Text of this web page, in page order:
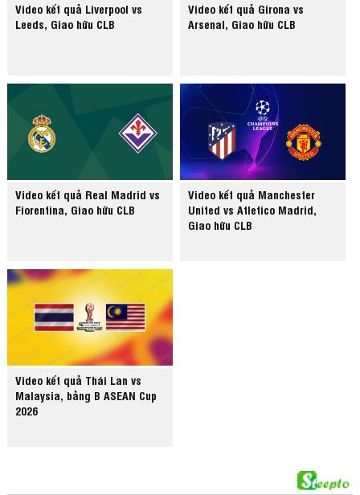
Video kết quả Liverpool vs
Leeds, Giao hữu CLB
Video kết quả Girona vs
Arsenal, Giao hữu CLB
Video kết quả Real Madrid vs
Fiorentina, Giao hữu CLB
Video kết quả Manchester
United vs Atletico Madrid,
Giao hữu CLB
Video kết quả Thái Lan vs
Malaysia, bảng B ASEAN Cup
2026